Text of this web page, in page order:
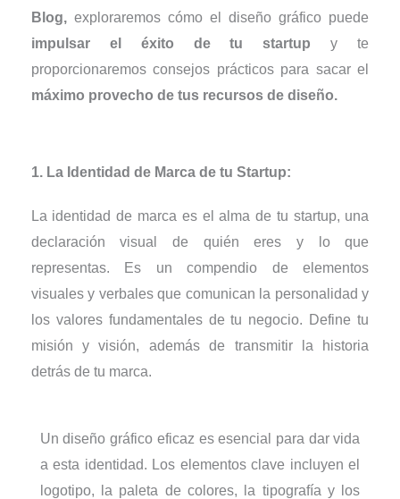
Blog,exploraremos cómo el diseño gráfico puede
impulsar el éxito de tu startup y te
proporcionaremos consejos prácticos para sacar el
máximo provecho de tus recursos de diseño.
1. La Identidad de Marca de tu Startup:
La identidad de marca es el alma de tu startup, una
declaración visual de quién eres y lo que
representas. Es un compendio de elementos
visuales y verbales que comunican la personalidad y
los valores fundamentales de tu negocio. Define tu
misión y visión, además de transmitir la historia
detrás de tu marca.
Un diseño gráfico eficaz es esencial para dar vida
a esta identidad. Los elementos clave incluyen el
logotipo, la paleta de colores, la tipografía y los